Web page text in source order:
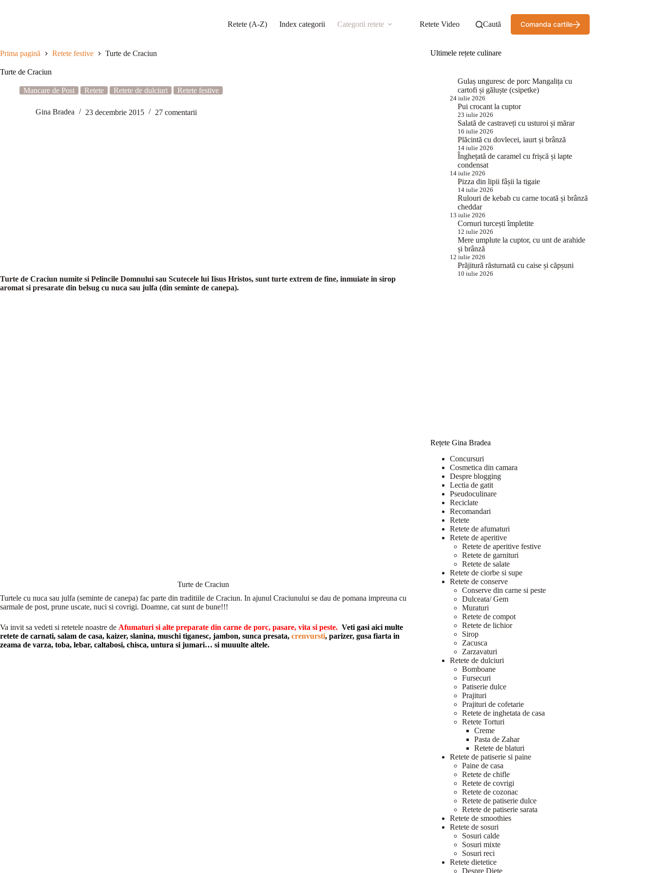
Retete (A-Z) Index categorii Categorii retete Retete Video Caută Comanda cartile
Prima pagină Retete festive Turte de Craciun
Turte de Craciun
Mancare de Post Retete Retete de dulciuri Retete festive
Gina Bradea 23 decembrie 2015 27 comentarii
Turte de Craciun numite si Pelincile Domnului sau Scutecele lui Iisus Hristos, sunt turte extrem de fine, inmuiate in sirop
aromat si presarate din belsug cu nuca sau julfa (din seminte de canepa).
Turte de Craciun
Turtele cu nuca sau julfa (seminte de canepa) fac parte din traditiile de Craciun. In ajunul Craciunului se dau de pomana impreuna cu
sarmale de post, prune uscate, nuci si covrigi. Doamne, cat sunt de bune!!!
Va invit sa vedeti si retetele noastre de Afumaturi si alte preparate din carne de porc, pasare, vita si peste. Veti gasi aici multe
retete de carnati, salam de casa, kaizer, slanina, muschi tiganesc, jambon, sunca presata, crenvursti, parizer, gusa fiarta in
zeama de varza, toba, lebar, caltabosi, chisca, untura si jumari… si muuulte altele.
Ultimele rețete culinare
Gulaș unguresc de porc Mangalița cu
cartofi și găluște (csipetke)
24 iulie 2026
Pui crocant la cuptor
23 iulie 2026
Salată de castraveți cu usturoi și mărar
16 iulie 2026
Plăcintă cu dovlecei, iaurt și brânză
14 iulie 2026
Înghețată de caramel cu frișcă și lapte
condensat
14 iulie 2026
Pizza din lipii fâșii la tigaie
14 iulie 2026
Rulouri de kebab cu carne tocată și brânză
cheddar
13 iulie 2026
Cornuri turcești împletite
12 iulie 2026
Mere umplute la cuptor, cu unt de arahide
și brânză
12 iulie 2026
Prăjitură răsturnată cu caise și căpșuni
10 iulie 2026
Rețete Gina Bradea
Concursuri
Cosmetica din camara
Despre blogging
Lectia de gatit
Pseudoculinare
Reciclate
Recomandari
Retete
Retete de afumaturi
Retete de aperitive
Retete de aperitive festive
Retete de garnituri
Retete de salate
Retete de ciorbe si supe
Retete de conserve
Conserve din carne si peste
Dulceata/ Gem
Muraturi
Retete de compot
Retete de lichior
Sirop
Zacusca
Zarzavaturi
Retete de dulciuri
Bomboane
Fursecuri
Patiserie dulce
Prajituri
Prajituri de cofetarie
Retete de inghetata de casa
Retete Torturi
Creme
Pasta de Zahar
Retete de blaturi
Retete de patiserie si paine
Paine de casa
Retete de chifle
Retete de covrigi
Retete de cozonac
Retete de patiserie dulce
Retete de patiserie sarata
Retete de smoothies
Retete de sosuri
Sosuri calde
Sosuri mixte
Sosuri reci
Retete dietetice
Despre Diete